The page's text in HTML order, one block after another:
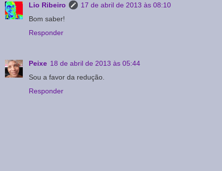
Lio Ribeiro
17 de abril de 2013 às 08:10
Bom saber!
Responder
Peixe 18 de abril de 2013 às 05:44
Sou a favor da redução.
Responder